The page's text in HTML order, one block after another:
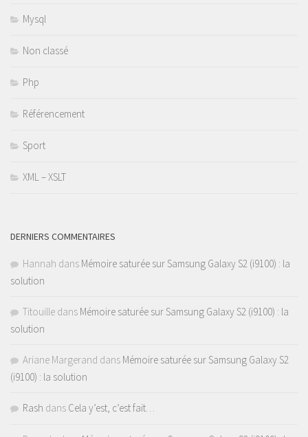
Mysql
Non classé
Php
Référencement
Sport
XML – XSLT
DERNIERS COMMENTAIRES
Hannah dans Mémoire saturée sur Samsung Galaxy S2 (i9100) : la
solution
Titouille dans Mémoire saturée sur Samsung Galaxy S2 (i9100) : la
solution
Ariane Margerand dans Mémoire saturée sur Samsung Galaxy S2
(i9100) : la solution
Rash dans Cela y’est, c’est fait…